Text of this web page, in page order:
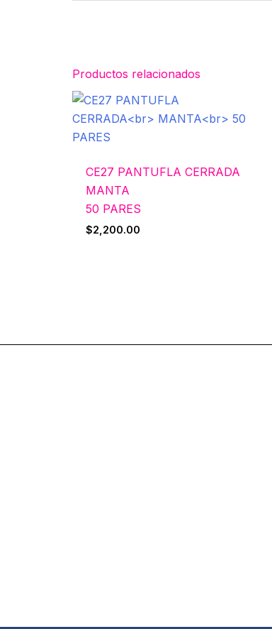
Productos relacionados
CE27 PANTUFLA CERRADA
MANTA
50 PARES
$2,200.00